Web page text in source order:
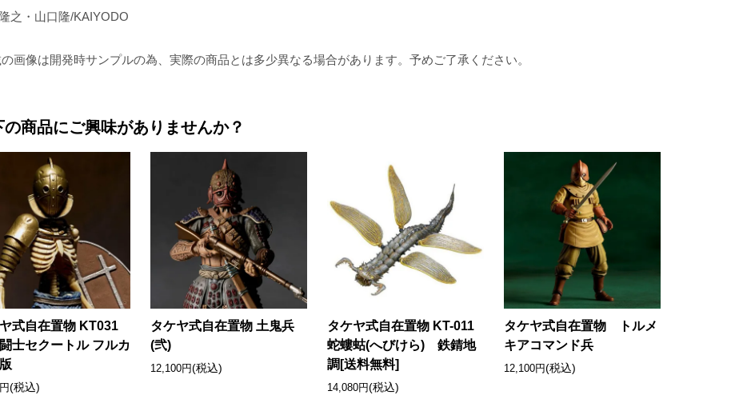
之・山口隆/KAIYODO
画像は開発時サンプルの為、実際の商品とは多少異なる場合があります。予めご了承ください。
の商品にご興味がありませんか？
式自在置物 KT031
士セクートル フルカ
(税込)
タケヤ式自在置物 土鬼兵
(弐)
12,100円(税込)
タケヤ式自在置物 KT-011
蛇螻蛄(へびけら) 鉄錆地
調[送料無料]
14,080円(税込)
タケヤ式自在置物 トルメ
キアコマンド兵
12,100円(税込)